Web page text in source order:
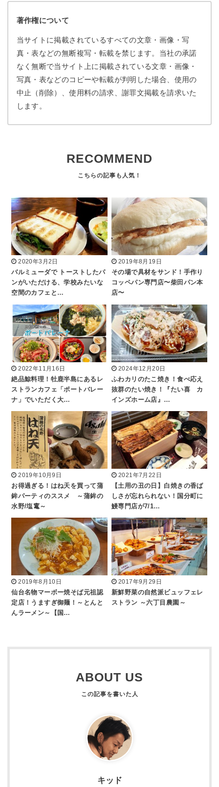
著作権について
当サイトに掲載されているすべての文章・画像・写
真・表などの無断複写・転載を禁じます。当社の承諾
なく無断で当サイト上に掲載されている文章・画像・
写真・表などのコピーや転載が判明した場合、使用の
中止（削除）、使用料の請求、謝罪文掲載を請求いた
します。
RECOMMEND
2020年3月2日
バルミューダで トーストしたパ
ンがいただける、学校みたいな
空間のカフェと…
2019年8月19日
その場で具材をサンド！手作り
コッペパン専門店〜柴田パン本
店〜
2022年11月16日
絶品鯨料理！牡鹿半島にあるレ
ストランカフェ「ポートバレー
ナ」でいただく大…
2024年12月20日
ふわカリのたこ焼き！食べ応え
抜群のたい焼き！『たい喜 カ
インズホーム店』…
2019年10月9日
お得過ぎる！はね天を買って蒲
鉾パーティのススメ ～蒲鉾の
水野/塩竃～
2021年7月22日
【土用の丑の日】白焼きの香ば
しさが忘れられない！国分町に
鰻専門店が7/1…
2019年8月10日
仙台名物マーボー焼そば元祖認
定店！うますぎ御麺！～とんと
んラーメン～【国…
2017年9月29日
新鮮野菜の自然派ビュッフェレ
ストラン ～六丁目農園～
ABOUT US
キッド